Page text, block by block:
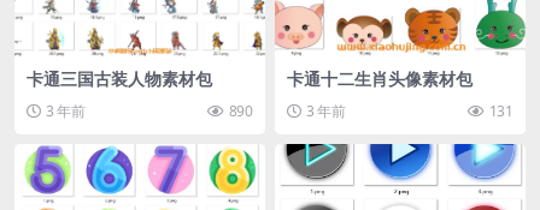
卡通三国古装人物素材包
3 年前 890
卡通十二生肖头像素材包
3 年前 131